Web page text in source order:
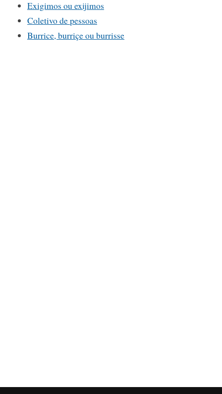
Exigimos ou exijimos
Coletivo de pessoas
Burrice, burriçe ou burrisse